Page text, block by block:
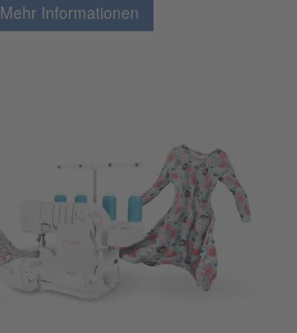
Mehr Informationen